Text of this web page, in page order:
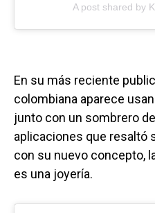
A post shared by
En su más reciente
colombiana aparece
junto con un sombrero
aplicaciones que resaltó
con su nuevo concepto,
es una joyería.